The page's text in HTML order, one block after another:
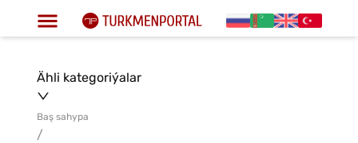
Ähli kategoriýalar
Baş sahypa
/